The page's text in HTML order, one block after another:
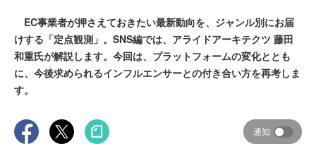
EC事業者が押さえておきたい最新動向を、ジャンル別にお届
けする「定点観測」。SNS編では、アライドアーキテクツ 藤田
和重氏が解説します。今回は、プラットフォームの変化ととも
に、今後求められるインフルエンサーとの付き合い方を再考しま
す。
通知